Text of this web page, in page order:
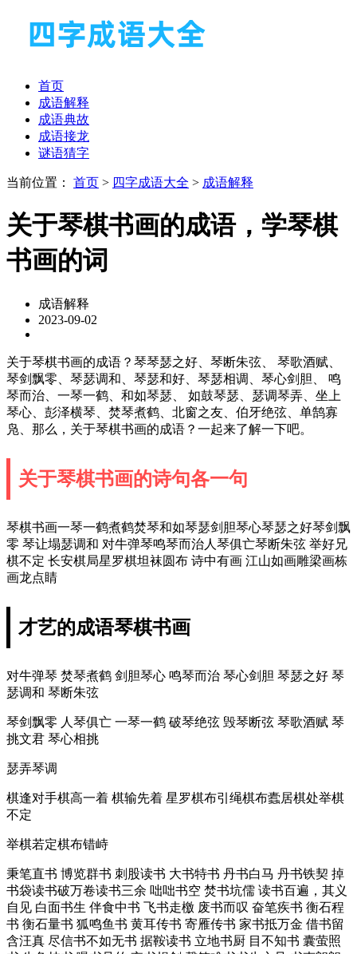
首页
成语解释
成语典故
成语接龙
谜语猜字
当前位置： 首页 > 四字成语大全 > 成语解释
关于琴棋书画的成语，学琴棋
书画的词
成语解释
2023-09-02
关于琴棋书画的成语？琴琴瑟之好、琴断朱弦、 琴歌酒赋、
琴剑飘零、琴瑟调和、琴瑟和好、琴瑟相调、琴心剑胆、 鸣
琴而治、一琴一鹤、和如琴瑟、 如鼓琴瑟、瑟调琴弄、坐上
琴心、彭泽横琴、焚琴煮鹤、北窗之友、伯牙绝弦、单鹄寡
凫、那么，关于琴棋书画的成语？一起来了解一下吧。
关于琴棋书画的诗句各一句
琴棋书画一琴一鹤煮鹤焚琴和如琴瑟剑胆琴心琴瑟之好琴剑飘
零 琴让塌瑟调和 对牛弹琴鸣琴而治人琴俱亡琴断朱弦 举好兄
棋不定 长安棋局星罗棋坦袜圆布 诗中有画 江山如画雕梁画栋
画龙点睛
才艺的成语琴棋书画
对牛弹琴 焚琴煮鹤 剑胆琴心 鸣琴而治 琴心剑胆 琴瑟之好 琴
瑟调和 琴断朱弦
琴剑飘零 人琴俱亡 一琴一鹤 破琴绝弦 毁琴断弦 琴歌酒赋 琴
挑文君 琴心相挑
瑟弄琴调
棋逢对手棋高一着 棋输先着 星罗棋布引绳棋布蠹居棋处举棋
不定
举棋若定棋布错峙
秉笔直书 博览群书 刺股读书 大书特书 丹书白马 丹书铁契 掉
书袋读书破万卷读书三余 咄咄书空 焚书坑儒 读书百遍，其义
自见 白面书生 伴食中书 飞书走檄 废书而叹 奋笔疾书 衡石程
书 衡石量书 狐鸣鱼书 黄耳传书 寄雁传书 家书抵万金 借书留
含汪真 尽信书不如无书 据鞍读书 立地书厨 目不知书 囊萤照